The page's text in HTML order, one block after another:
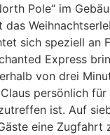
Pole“ im
das
sich speziell an
Express
von drei
persönlich für
ist. Auf
eine Zugfahrt